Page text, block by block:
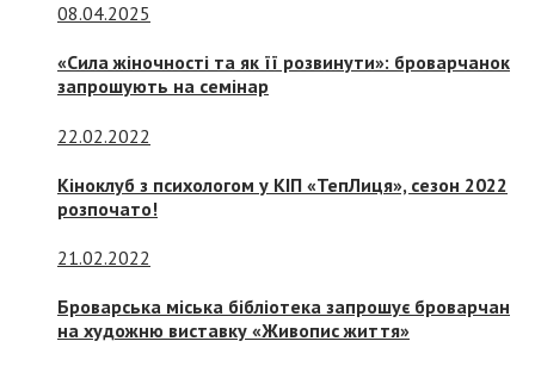
08.04.2025
«Сила жіночності та як її розвинути»: броварчанок
запрошують на семінар
22.02.2022
Кіноклуб з психологом у КІП «ТепЛиця», сезон 2022
розпочато!
21.02.2022
Броварська міська бібліотека запрошує броварчан
на художню виставку «Живопис життя»